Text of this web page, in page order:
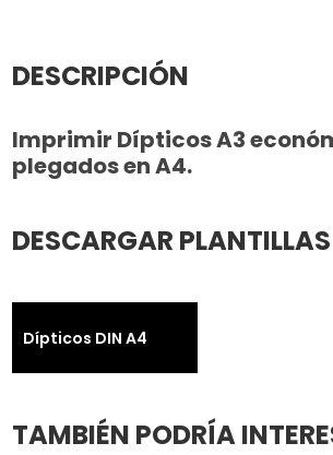
DESCRIPCIÓN
Imprimir Dípticos A3
plegados en A4.
DESCARGAR PLANTILLAS
Dípticos DIN A4
TAMBIÉN PODRÍA